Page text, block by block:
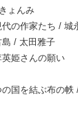
ょんみ
代の作家たち / 城
島 / 太田雅子
英姫さんの願い
の国を結ぶ布の帙